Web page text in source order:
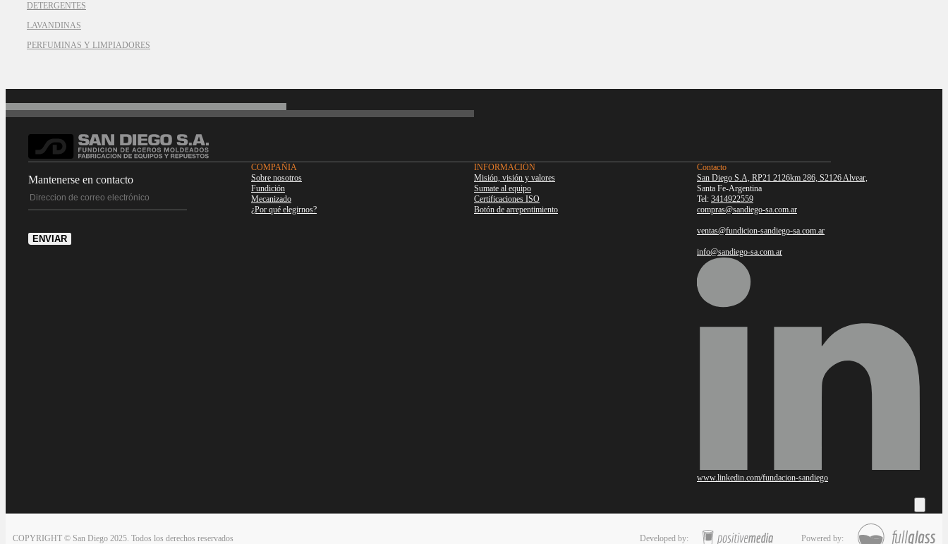
DETERGENTES
LAVANDINAS
PERFUMINAS Y LIMPIADORES
Mantenerse en contacto
ENVIAR
COMPAÑIA
Sobre nosotros
Fundición
Mecanizado
¿Por qué elegirnos?
INFORMACIÓN
Misión, visión y valores
Sumate al equipo
Certificaciones ISO
Botón de arrepentimiento
Contacto
San Diego S.A, RP21 2126km 286, S2126 Alvear,
Santa Fe-Argentina
Tel: 3414922559
compras@sandiego-sa.com.ar
ventas@fundicion-sandiego-sa.com.ar
info@sandiego-sa.com.ar
www.linkedin.com/fundacion-sandiego
COPYRIGHT © San Diego 2025. Todos los derechos reservados Developed by: Powered by: